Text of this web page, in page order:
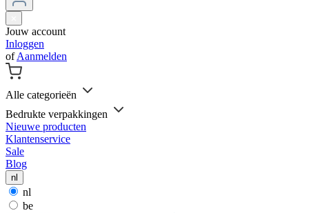
Jouw account
Inloggen
ofAanmelden
Alle categorieën
Bedrukte verpakkingen
Nieuwe producten
Klantenservice
Sale
Blog
nl
nl
be